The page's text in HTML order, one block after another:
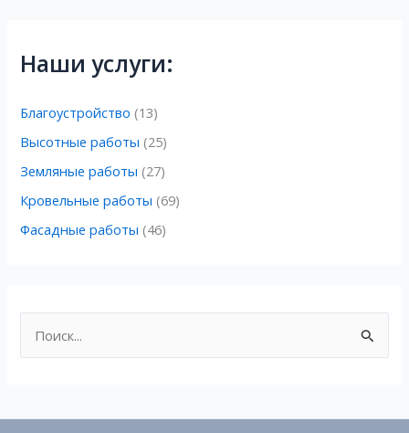
Наши услуги:
Благоустройство (13)
Высотные работы (25)
Земляные работы (27)
Кровельные работы (69)
Фасадные работы (46)
с